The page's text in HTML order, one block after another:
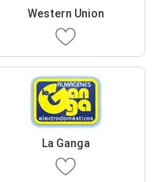
Western Union
La Ganga